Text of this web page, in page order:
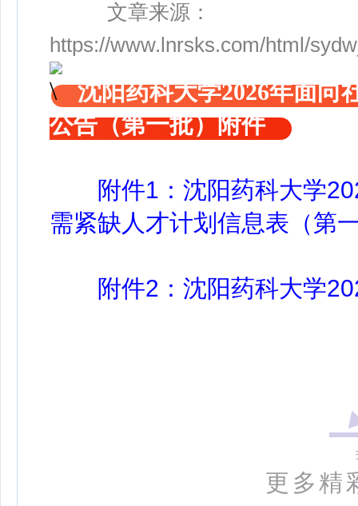
文章来源：
https://www.lnrsks.com/html/
沈阳药科大学2026年面向
公告（第一批）附件
附件1：沈阳药科大学
需紧缺人才计划信息表（第
附件2：沈阳药科大学
更多精